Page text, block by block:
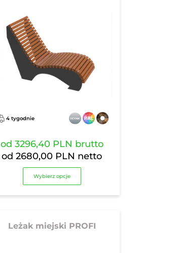
4 tygodnie
od 3296,40 PLN brutto
od2680,00 PLN netto
Wybierz opcje
Leżak miejski PROFI